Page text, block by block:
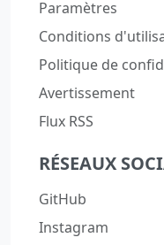
Paramètres
Conditions
Politique de
Avertissement
Flux RSS
RÉSEAUX
GitHub
Instagram